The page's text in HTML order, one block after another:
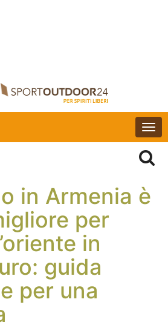
in Armenia è
per
in
guida
per una